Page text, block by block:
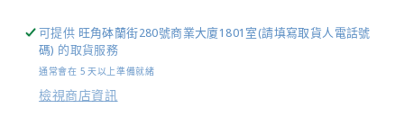
可提供 旺角砵蘭街280號商業大廈1801室(請填寫取貨人電話號
碼) 的取貨服務
通常會在 5 天以上準備就緒
檢視商店資訊